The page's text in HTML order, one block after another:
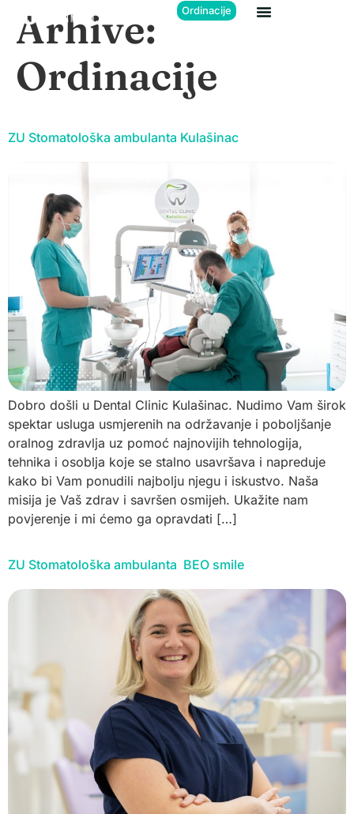
Ordinacije
Arhive:
Ordinacije
ZU Stomatološka ambulanta Kulašinac
Dobro došli u Dental Clinic Kulašinac. Nudimo Vam širok
spektar usluga usmjerenih na održavanje i poboljšanje
oralnog zdravlja uz pomoć najnovijih tehnologija,
tehnika i osoblja koje se stalno usavršava i napreduje
kako bi Vam ponudili najbolju njegu i iskustvo. Naša
misija je Vaš zdrav i savršen osmijeh. Ukažite nam
povjerenje i mi ćemo ga opravdati […]
ZU Stomatološka ambulanta BEO smile